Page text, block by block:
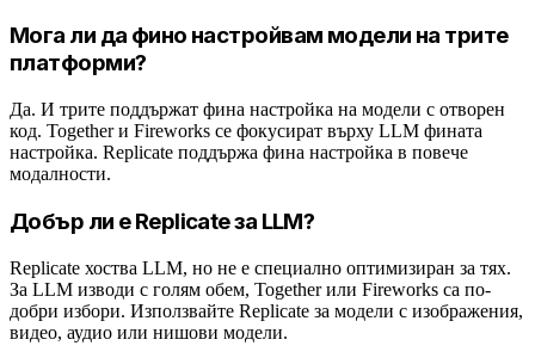
Мога ли да фино настройвам модели на трите
платформи?
Да. И трите поддържат фина настройка на модели с отворен
код. Together и Fireworks се фокусират върху LLM фината
настройка. Replicate поддържа фина настройка в повече
модалности.
Добър ли е Replicate за LLM?
Replicate хоства LLM, но не е специално оптимизиран за тях.
За LLM изводи с голям обем, Together или Fireworks са по-
добри избори. Използвайте Replicate за модели с изображения,
видео, аудио или нишови модели.